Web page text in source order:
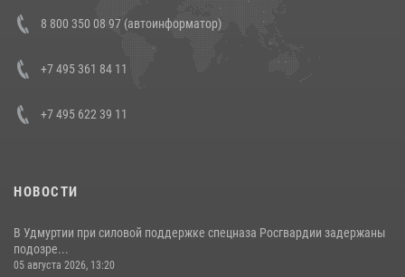
В Росгвардии прошла военно-научная конференция по обобщению
боевого опыта
8 800 350 08 97 (автоинформатор)
+7 495 361 84 11
+7 495 622 39 11
НОВОСТИ
В Удмуртии при силовой поддержке спецназа Росгвардии задержаны
подозре...
05 августа 2026, 13:20